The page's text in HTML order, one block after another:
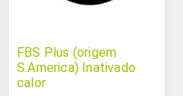
FBS Plus (origem
S.America) Inativado
calor